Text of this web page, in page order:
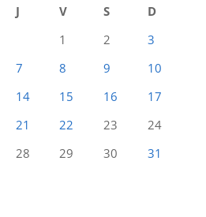
J V S
D
1
2
3
7 8 9
10
14 15 16
17
21 22 23
24
28 29 30 31